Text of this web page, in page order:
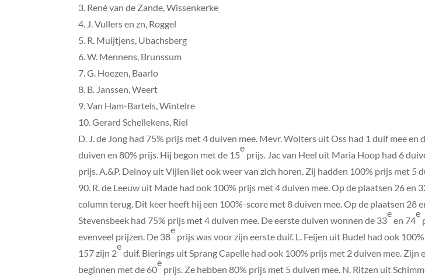
3. René van de Zande, Wissenkerke
4. J. Vullers en zn, Roggel
5. R. Muijtjens, Ubachsberg
6. W. Mennens, Brunssum
7. G. Hoezen, Baarlo
8. B. Janssen, Weert
9. Van Ham-Bartels, Wintelre
10. Gerard Schellekens, Riel
D. J. de Jong had 75% prijs met 4 duiven mee. Mevr. Wolters uit Oss had 1 duif mee en
duiven en 80% prijs. Hij begon met de 15
e
prijs. Jac van Heel uit Maria Hoop had 6
prijs. A.&P. Delnoy uit Vijlen liet ook weer van zich horen. Zij hadden 100% prijs met 5
90. R. de Leeuw uit Made had ook 100% prijs met 4 duiven mee. Op de plaatsen 26 en
column terug. Dit keer heeft hij een 100%-score met 8 duiven mee. Op de plaatsen 28
Stevensbeek had 75% prijs met 4 duiven mee. De eerste duiven wonnen de 33
e
en 74
e
evenveel prijzen. De 38
e
prijs was voor zijn eerste duif. L. Feijen uit Budel had ook
157 zijn 2
e
duif. Bierings uit Sprang Capelle had ook 100% prijs met 2 duiven mee.
beginnen met de 60
e
prijs. Ze hebben 80% prijs met 5 duiven mee. N. Ritzen uit